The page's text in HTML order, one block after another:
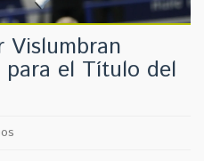
Vislumbran
el Título del